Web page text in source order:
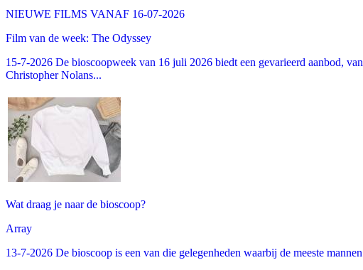
NIEUWE FILMS VANAF 16-07-2026
Film van de week: The Odyssey
15-7-2026 De bioscoopweek van 16 juli 2026 biedt een gevarieerd aanbod,
Christopher Nolans...
Wat draag je naar de bioscoop?
Array
13-7-2026 De bioscoop is een van die gelegenheden waarbij de meeste